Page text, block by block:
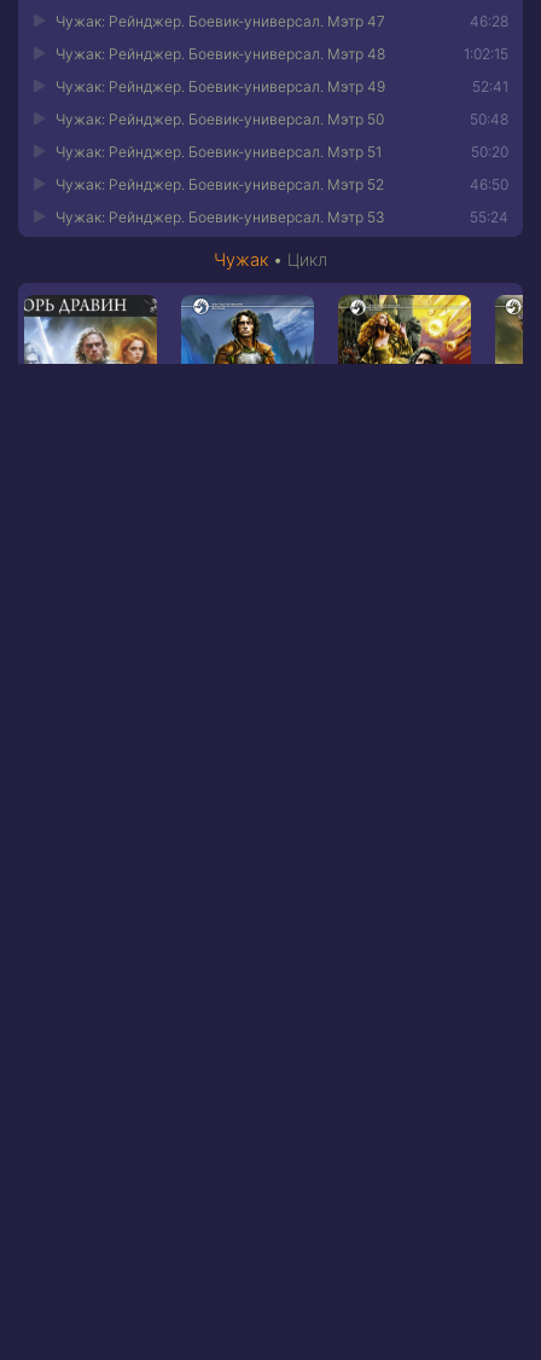
46:28
Чужак: Рейнджер. Боевик-универсал. Мэтр 47
1:02:15
Чужак: Рейнджер. Боевик-универсал. Мэтр 48
52:41
Чужак: Рейнджер. Боевик-универсал. Мэтр 49
50:48
Чужак: Рейнджер. Боевик-универсал. Мэтр 50
50:20
Чужак: Рейнджер. Боевик-универсал. Мэтр 51
46:50
Чужак: Рейнджер. Боевик-универсал. Мэтр 52
55:24
Чужак: Рейнджер. Боевик-универсал. Мэтр 53
Чужак: Рейнджер. Боевик-универсал. Мэтр 54
08:07
Чужак: Рейнджер. Боевик-универсал. Мэтр 55
Чужак • Цикл